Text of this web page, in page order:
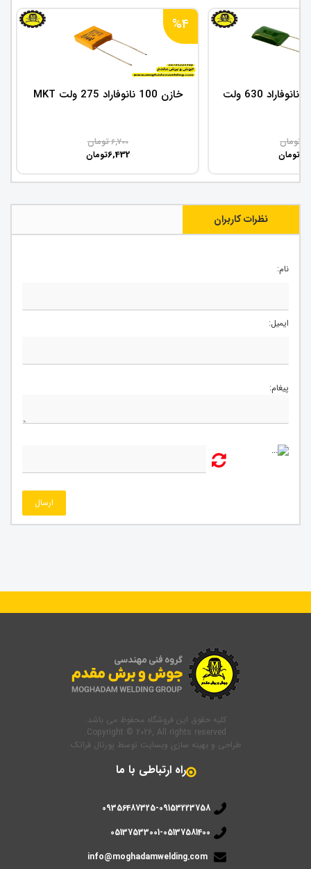
تومان
تومان
%4
خازن 100 نانوفاراد 275 ولت MKT
6,700تومان
6,432تومان
نظرات کاربران
نام:
ایمیل:
پیغام:
ارسال
کلیه حقوق این فروشگاه محفوظ می باشد.
Copyright © 2026, All rights reserved.
طراحی و بهینه سازی وبسایت توسط پورتال فراتک
راه ارتباطی با ما
09356487325-09153223758
05137533001-05137581400
info@moghadamwelding.com